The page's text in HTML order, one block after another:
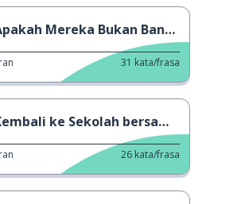
Mereka Bukan Bangsawan Asli?
31 kata/frasa
ke Sekolah bersama Benedict Cumberbatch
26 kata/frasa